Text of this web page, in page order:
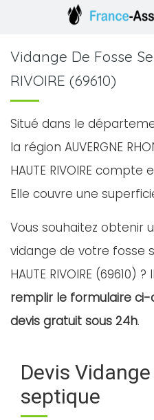
Vidange De Fosse
RIVOIRE (69610)
Situé dans le
la région AUVERGNE
HAUTE RIVOIRE compte
Elle couvre une
Vous souhaitez obtenir
vidange de votre fosse
HAUTE RIVOIRE
remplir le formulaire
devis gratuit sous 24h.
Devis
septique